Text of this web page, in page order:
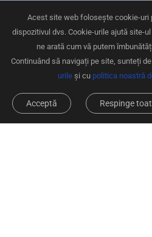
Construit pentru a
Când sunt conectate la un
panouri solare conectate ajută la
libere în energie electrică utilizabilă.
până la 584 kWh de
Acest site web folosește cookie-uri
dispozitivul dvs. Cookie-urile ajută site-
ne arată cum vă putem
Continuând să navigați pe site, sunteți
urile și cu politica noastră
Respinge
Acceptă